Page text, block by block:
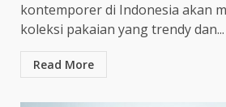
kontemporer di Indonesia akan
koleksi pakaian yang trendy dan...
Read More